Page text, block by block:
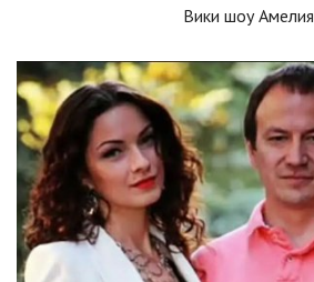
Вики шоу Амелия